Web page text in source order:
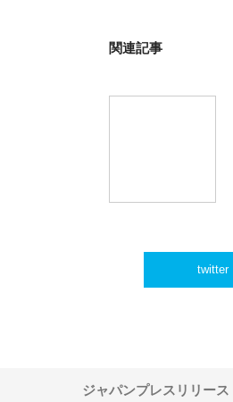
関連記事
twitter
ジャパンプレスリリース